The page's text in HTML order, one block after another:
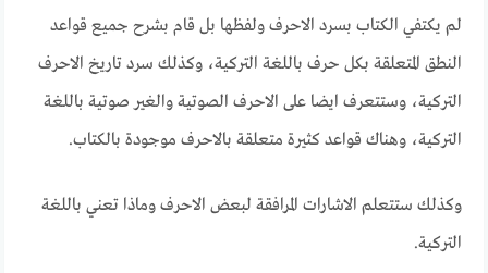
لم يكتفي الكتاب بسرد الاحرف ولفظها بل قام بشرح جميع قواعد
النطق المتعلقة بكل حرف باللغة التركية، وكذلك سرد تاريخ الاحرف
التركية، وستتعرف ايضا على الاحرف الصوتية والغير صوتية باللغة
التركية، وهناك قواعد كثيرة متعلقة بالاحرف موجودة بالكتاب.
وكذلك ستتعلم الاشارات المرافقة لبعض الاحرف وماذا تعني باللغة
التركية.